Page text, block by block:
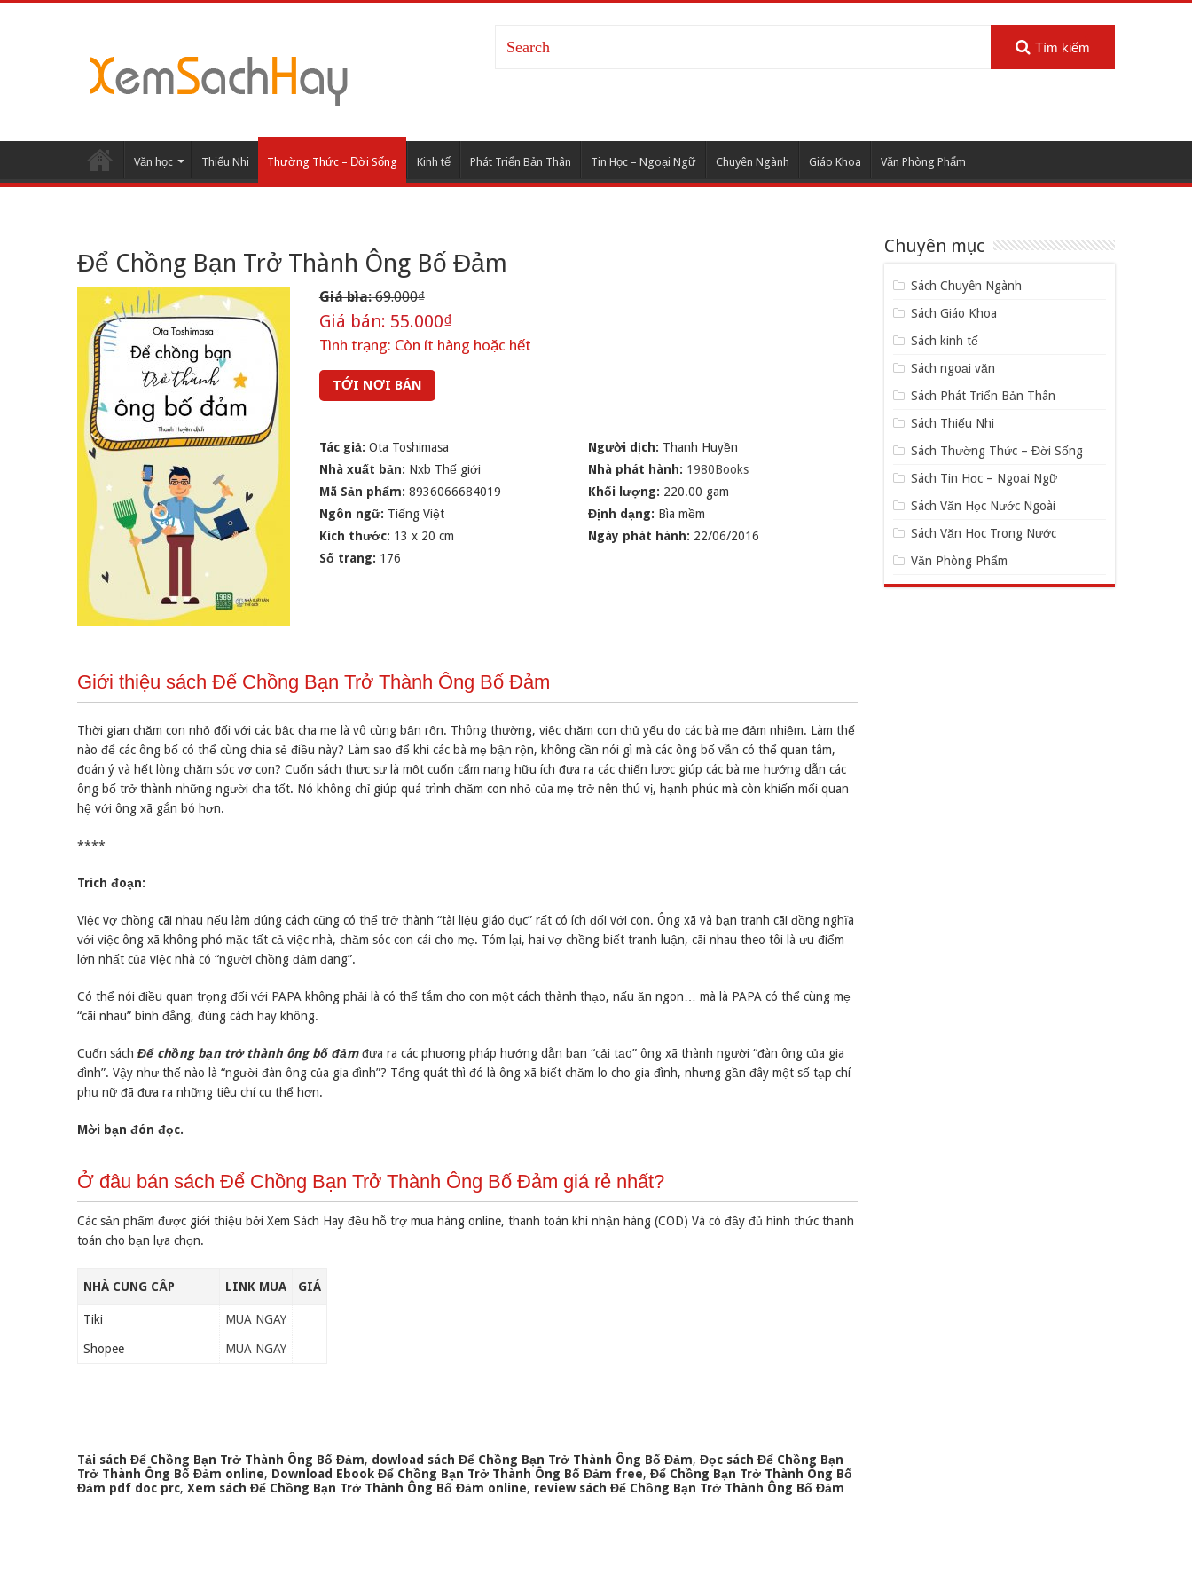
Tìm kiếm
Văn học Thiếu Nhi Thường Thức – Đời Sống Kinh tế Phát Triển Bản Thân Tin Học – Ngoại Ngữ Chuyên Ngành Giáo Khoa Văn Phòng Phẩm
Để Chồng Bạn Trở Thành Ông Bố Đảm
Giá bìa:69.000₫
Giá bán: 55.000₫
Tình trạng: Còn ít hàng hoặc hết
TỚI NƠI BÁN
Tác giả: Ota Toshimasa Người dịch: Thanh Huyền
Nhà xuất bản: Nxb Thế giới Nhà phát hành: 1980Books
Mã Sản phẩm: 8936066684019 Khối lượng: 220.00 gam
Ngôn ngữ: Tiếng Việt Định dạng: Bìa mềm
Kích thước: 13 x 20 cm Ngày phát hành: 22/06/2016
Số trang: 176
Giới thiệu sách Để Chồng Bạn Trở Thành Ông Bố Đảm
Thời gian chăm con nhỏ đối với các bậc cha mẹ là vô cùng bận rộn. Thông thường, việc chăm con chủ yếu do các bà mẹ đảm nhiệm. Làm thế
nào để các ông bố có thể cùng chia sẻ điều này? Làm sao để khi các bà mẹ bận rộn, không cần nói gì mà các ông bố vẫn có thể quan tâm,
đoán ý và hết lòng chăm sóc vợ con? Cuốn sách thực sự là một cuốn cẩm nang hữu ích đưa ra các chiến lược giúp các bà mẹ hướng dẫn các
ông bố trở thành những người cha tốt. Nó không chỉ giúp quá trình chăm con nhỏ của mẹ trở nên thú vị, hạnh phúc mà còn khiến mối quan
hệ với ông xã gắn bó hơn.
****
Trích đoạn:
Việc vợ chồng cãi nhau nếu làm đúng cách cũng có thể trở thành “tài liệu giáo dục” rất có ích đối với con. Ông xã và bạn tranh cãi đồng nghĩa
với việc ông xã không phó mặc tất cả việc nhà, chăm sóc con cái cho mẹ. Tóm lại, hai vợ chồng biết tranh luận, cãi nhau theo tôi là ưu điểm
lớn nhất của việc nhà có “người chồng đảm đang”.
Có thể nói điều quan trọng đối với PAPA không phải là có thể tắm cho con một cách thành thạo, nấu ăn ngon… mà là PAPA có thể cùng mẹ
“cãi nhau” bình đẳng, đúng cách hay không.
Cuốn sách Để chồng bạn trở thành ông bố đảmđưa ra các phương pháp hướng dẫn bạn “cải tạo” ông xã thành người “đàn ông của gia
đình”. Vậy như thế nào là “người đàn ông của gia đình”? Tổng quát thì đó là ông xã biết chăm lo cho gia đình, nhưng gần đây một số tạp chí
phụ nữ đã đưa ra những tiêu chí cụ thể hơn.
Mời bạn đón đọc.
Ở đâu bán sách Để Chồng Bạn Trở Thành Ông Bố Đảm giá rẻ nhất?
Các sản phẩm được giới thiệu bởi Xem Sách Hay đều hỗ trợ mua hàng online, thanh toán khi nhận hàng (COD) Và có đầy đủ hình thức thanh
toán cho bạn lựa chọn.
NHÀ CUNG CẤP LINK MUA GIÁ
Tiki MUA NGAY
Shopee MUA NGAY
Tải sách Để Chồng Bạn Trở Thành Ông Bố Đảm, dowload sách Để Chồng Bạn Trở Thành Ông Bố Đảm, Đọc sách Để Chồng Bạn
Trở Thành Ông Bố Đảm online, Download Ebook Để Chồng Bạn Trở Thành Ông Bố Đảm free, Để Chồng Bạn Trở Thành Ông Bố
Đảm pdf doc prc, Xem sách Để Chồng Bạn Trở Thành Ông Bố Đảm online, review sách Để Chồng Bạn Trở Thành Ông Bố Đảm
Chuyên mục
Sách Chuyên Ngành
Sách Giáo Khoa
Sách kinh tế
Sách ngoại văn
Sách Phát Triển Bản Thân
Sách Thiếu Nhi
Sách Thường Thức – Đời Sống
Sách Tin Học – Ngoại Ngữ
Sách Văn Học Nước Ngoài
Sách Văn Học Trong Nước
Văn Phòng Phẩm